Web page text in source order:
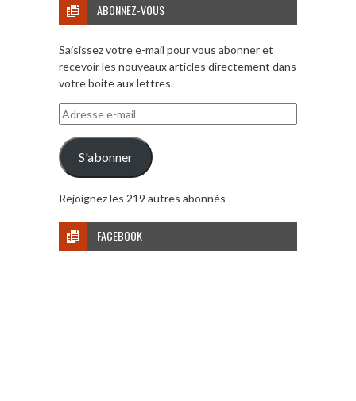
ABONNEZ-VOUS
Saisissez votre e-mail pour vous abonner et
recevoir les nouveaux articles directement dans
votre boite aux lettres.
Adresse
e-
mail
S'abonner
Rejoignez les 219 autres abonnés
FACEBOOK